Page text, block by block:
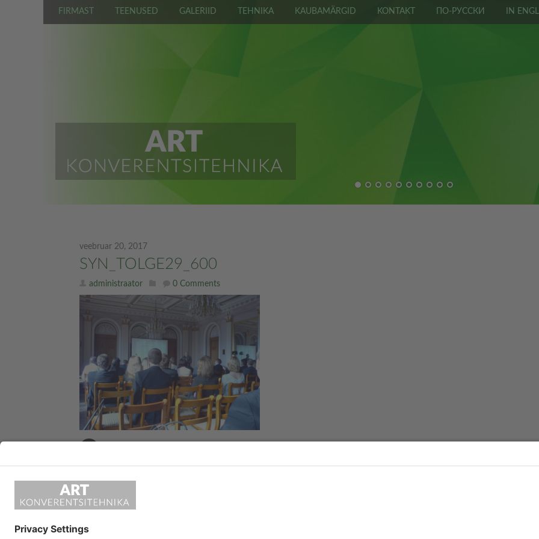
FIRMAST TEENUSED GALERIID TEHNIKA KAUBAMÄRGID KONTAKT ПО-РУССКИ IN
veebruar 20, 2017
SYN_TOLGE29_600
administraator 0 Comments
LEAVE A REPLY
Vabandust, kommenteerimiseks pead